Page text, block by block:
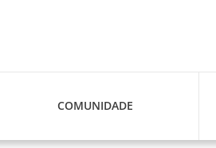
COMUNIDADE